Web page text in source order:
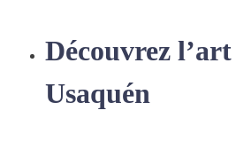
Découvrez
Usaquén